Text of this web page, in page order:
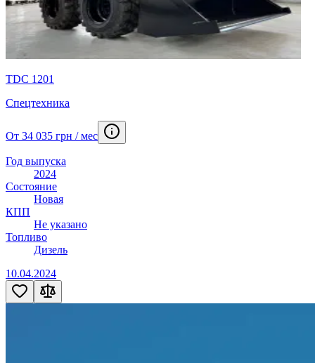
TDC 1201
Спецтехника
От 34 035 грн / мес
Год выпуска
2024
Состояние
Новая
КПП
Не указано
Топливо
Дизель
10.04.2024